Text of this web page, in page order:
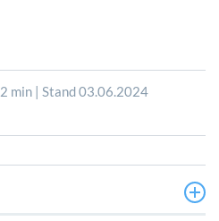
2 min | Stand 03.06.2024